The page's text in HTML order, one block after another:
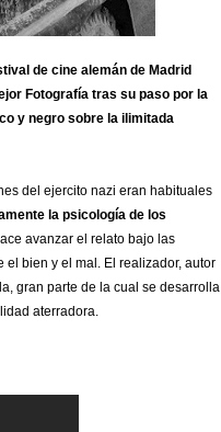
de cine alemán de Madrid
Fotografía tras su paso por la
y negro sobre la ilimitada
del ejercito nazi eran habituales
la psicología de los
avanzar el relato bajo las
bien y el mal. El realizador, autor
gran parte de la cual se desarrolla
aterradora.